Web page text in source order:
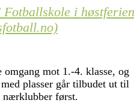
Fotballskole i høstferien
mot 1.-4. klasse, og
plasser går tilbudet ut til
nærklubber først.